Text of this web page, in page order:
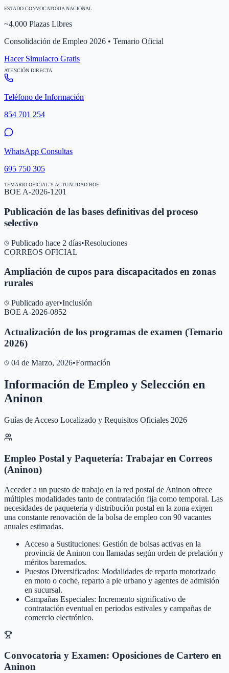
ESTADO CONVOCATORIA NACIONAL
~4.000 Plazas Libres
Consolidación de Empleo 2026 • Temario Oficial
Hacer Simulacro Gratis
ATENCIÓN DIRECTA
Teléfono de Información
854 701 254
WhatsApp Consultas
695 750 305
TEMARIO OFICIAL Y ACTUALIDAD BOE
BOE A-2026-1201
Publicación de las bases definitivas del proceso
selectivo
Publicado hace 2 días•Resoluciones
CORREOS OFICIAL
Ampliación de cupos para discapacitados en zonas
rurales
Publicado ayer•Inclusión
BOE A-2026-0852
Actualización de los programas de examen (Temario
2026)
04 de Marzo, 2026•Formación
Información de Empleo y Selección en
Aninon
Guías de Acceso Localizado y Requisitos Oficiales 2026
Empleo Postal y Paquetería: Trabajar en Correos
(Aninon)
Acceder a un puesto de trabajo en la red postal de Aninon ofrece
múltiples modalidades tanto de contratación fija como temporal. Las
necesidades de paquetería y distribución postal en la zona exigen
una constante renovación de la bolsa de empleo con 90 vacantes
anuales estimadas.
Acceso a Sustituciones: Gestión de bolsas activas en la
provincia de Aninon con llamadas según orden de prelación y
méritos baremados.
Puestos Diversificados: Modalidades de reparto motorizado
en moto o coche, reparto a pie urbano y agentes de admisión
en sucursal.
Campañas Especiales: Incremento significativo de
contratación eventual en periodos estivales y campañas de
comercio electrónico.
Convocatoria y Examen: Oposiciones de Cartero en
Aninon